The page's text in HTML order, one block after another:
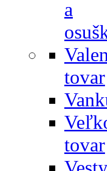
a
tovar
tovar